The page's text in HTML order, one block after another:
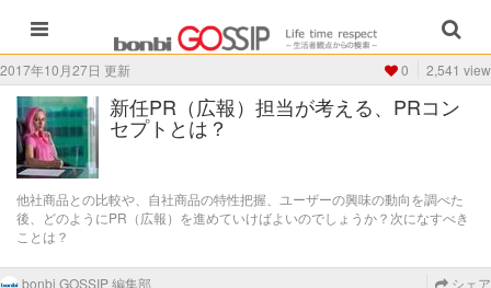
2017年10月27日 更新 0 2,541 view
新任PR（広報）担当が考える、PRコン
セプトとは？
他社商品との比較や、自社商品の特性把握、ユーザーの興味の動向を調べた
後、どのようにPR（広報）を進めていけばよいのでしょうか？次になすべき
ことは？
bonbi GOSSIP 編集部 シェア